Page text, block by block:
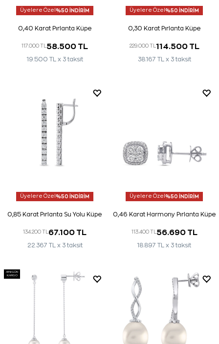
Üyelere Özel %50 İNDİRİM
0,40 Karat Pırlanta Küpe
117.000 TL 58.500 TL
19.500 TL x 3 taksit
Üyelere Özel %50 İNDİRİM
0,30 Karat Pırlanta Küpe
229.000 TL 114.500 TL
38.167 TL x 3 taksit
Üyelere Özel %50 İNDİRİM
0,85 Karat Pırlanta Su Yolu Küpe
134.200 TL 67.100 TL
22.367 TL x 3 taksit
Üyelere Özel %50 İNDİRİM
0,46 Karat Harmony Pırlanta Küpe
113.400 TL 56.690 TL
18.897 TL x 3 taksit
AYNI GÜN
KARGO